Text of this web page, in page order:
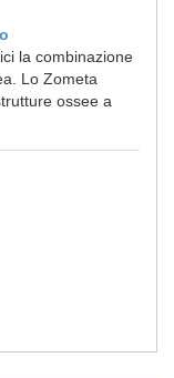
la combinazione
Lo Zometa
ossee a